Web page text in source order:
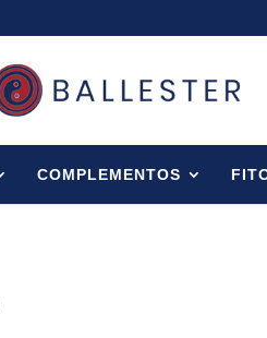
COMPLEMENTOS